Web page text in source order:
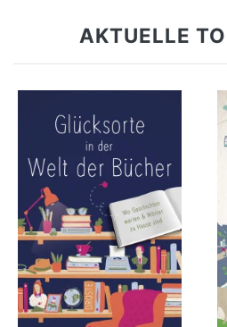
AKTUELLE
Ursula Kollritsch
Glücksorte in der
Welt der Bücher
mehr Infos …